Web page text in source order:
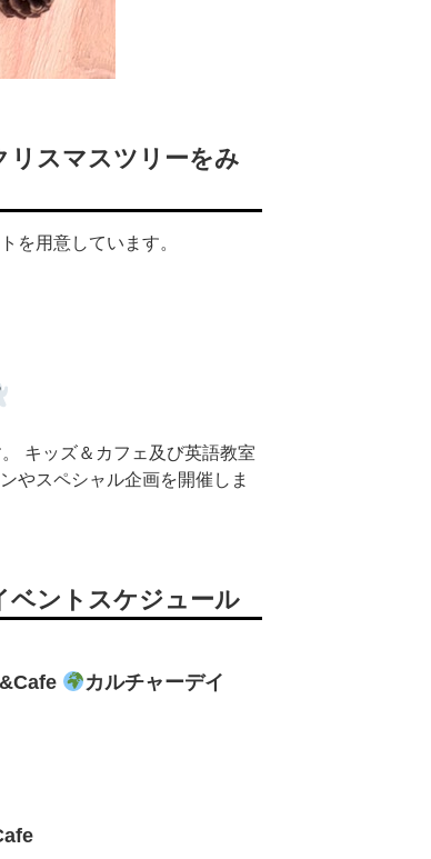
リスマスツリーをみ
を用意しています。
キッズ＆カフェ及び英語教室
やスペシャル企画を開催しま
ベントスケジュール
カルチャーデイ